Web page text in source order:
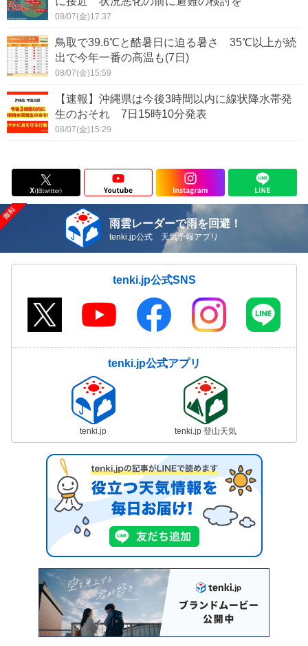
08/07(金)17:37
鳥取で39.6℃と酷暑日に迫る暑さ 35℃以上が続
出で今年一番の高温も(7日)
08/07(金)15:59
【速報】沖縄県は今後3時間以内に線状降水帯発
生のおそれ 7日15時10分発表
08/07(金)15:29
雨雲レーダーで雨を回避！
tenki.jp公式 天気予報アプリ
tenki.jp公式SNS
tenki.jp公式アプリ
tenki.jp tenki.jp 登山天気